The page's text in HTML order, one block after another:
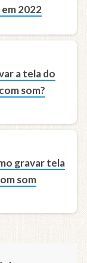
2022
a tela do
som?
gravar tela
som